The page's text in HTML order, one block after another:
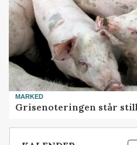
MARKED
Grisenoteringen står